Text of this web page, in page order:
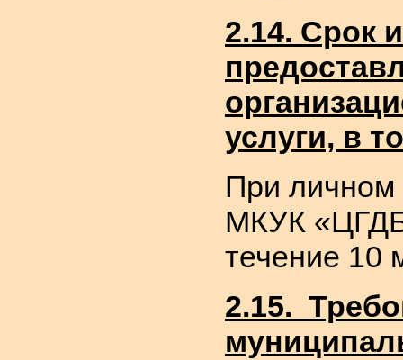
2.14. Срок
услуги, в
При
МКУК «ЦГДБ
течение 10
2.15.